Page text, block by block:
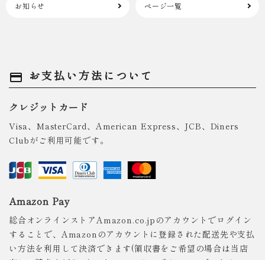
お知らせ ページ一覧
payment お支払い方法について
クレジットカード
Visa、MasterCard、American Express、JCB、Diners
Clubがご利用可能です。
Amazon Pay
総合オンラインストアAmazon.co.jpのアカウントでログイン
することで、Amazonのアカウントに登録された配送先や支払
い方法を利用して決済できます(領収書をご希望の場合は当店